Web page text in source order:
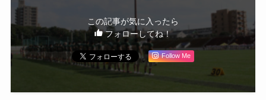
この記事が気に入ったら
フォローしてね！
Follow Me